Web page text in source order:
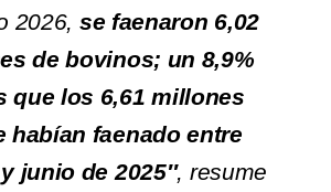
2026, se faenaron 6,02
de bovinos; un 8,9%
que los 6,61 millones
habían faenado entre
junio de 2025″, resume